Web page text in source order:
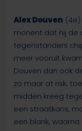
Alex Douven
monent dat hij de
tegenstanders
meer vooruit
Douven dan ook
zo maar at risk,
midden kreeg
een straatkans,
een blank, waarna